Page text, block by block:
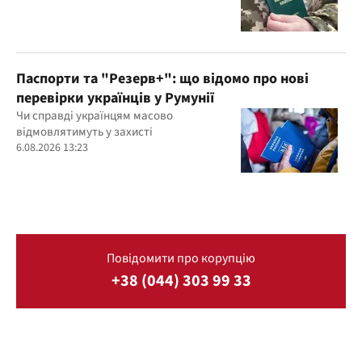
Паспорти та "Резерв+": що відомо про нові
перевірки українців у Румунії
Чи справді українцям масово
відмовлятимуть у захисті
6.08.2026 13:23
Повідомити про корупцію
+38 (044) 303 99 33